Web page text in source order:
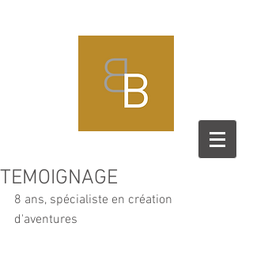
TEMOIGNAGE
8 ans, spécialiste en création
d'aventures